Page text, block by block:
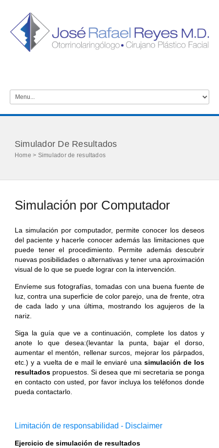
Simulador De Resultados
Home > Simulador de resultados
Simulación por Computador
La simulación por computador, permite conocer los deseos
del paciente y hacerle conocer además las limitaciones que
puede tener el procedimiento. Permite además descubrir
nuevas posibilidades o alternativas y tener una aproximación
visual de lo que se puede lograr con la intervención.
Envíeme sus fotografías, tomadas con una buena fuente de
luz, contra una superficie de color parejo, una de frente, otra
de cada lado y una última, mostrando los agujeros de la
nariz.
Siga la guía que ve a continuación, complete los datos y
anote lo que desea:(levantar la punta, bajar el dorso,
aumentar el mentón, rellenar surcos, mejorar los párpados,
etc.) y a vuelta de e mail le enviaré una simulación de los
resultados propuestos. Si desea que mi secretaria se ponga
en contacto con usted, por favor incluya los teléfonos donde
pueda contactarlo.
Limitación de responsabilidad - Disclaimer
Ejercicio de simulación de resultados